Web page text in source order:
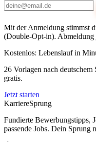
Mit der Anmeldung stimmst
(Double-Opt-in). Abmeldung
Kostenlos: Lebenslauf in
26 Vorlagen nach deutschem
gratis.
Jetzt starten
KarriereSprung
Fundierte Bewerbungstipps,
passende Jobs. Dein Sprung